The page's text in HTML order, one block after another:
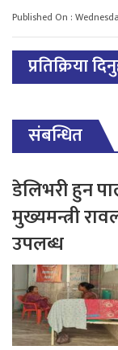
Published On :
प्रतिक्रिया
संबन्धित
डेलिभरी हुन
मुख्यमन्त्री
उपलब्ध